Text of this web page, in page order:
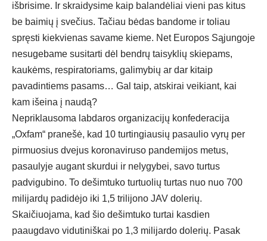
išbrisime. Ir skraidysime kaip balandėliai vieni pas kitus
be baimių į svečius. Tačiau bėdas bandome ir toliau
spręsti kiekvienas savame kieme. Net Europos Sąjungoje
nesugebame susitarti dėl bendrų taisyklių skiepams,
kaukėms, respiratoriams, galimybių ar dar kitaip
pavadintiems pasams… Gal taip, atskirai veikiant, kai
kam išeina į naudą?
Nepriklausoma labdaros organizacijų konfederacija
„Oxfam“ pranešė, kad 10 turtingiausių pasaulio vyrų per
pirmuosius dvejus koronaviruso pandemijos metus,
pasaulyje augant skurdui ir nelygybei, savo turtus
padvigubino. To dešimtuko turtuolių turtas nuo nuo 700
milijardų padidėjo iki 1,5 trilijono JAV dolerių.
Skaičiuojama, kad šio dešimtuko turtai kasdien
paaugdavo vidutiniškai po 1,3 milijardo dolerių. Pasak